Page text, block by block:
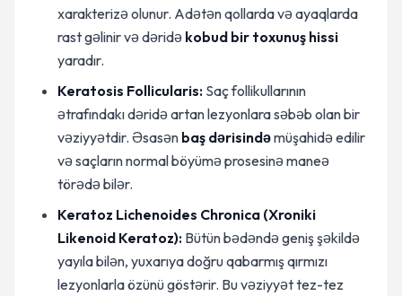
xarakterizə olunur. Adətən qollarda və ayaqlarda
rast gəlinir və dəridə kobud bir toxunuş hissi
yaradır.
Keratosis Follicularis: Saç follikullarının
ətrafındakı dəridə artan lezyonlara səbəb olan bir
vəziyyətdir. Əsasən baş dərisindəmüşahidə edilir
və saçların normal böyümə prosesinə maneə
törədə bilər.
Keratoz Lichenoides Chronica (Xroniki
Likenoid Keratoz): Bütün bədəndə geniş şəkildə
yayıla bilən, yuxarıya doğru qabarmış qırmızı
lezyonlarla özünü göstərir. Bu vəziyyət tez-tez